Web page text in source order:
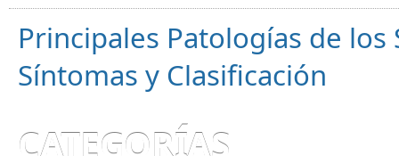
Principales Patologías de
Síntomas y Clasificación
CATEGORÍAS